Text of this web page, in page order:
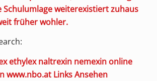
Schulumlage weiterexistiert zuhaus
früher wohler.
ethylex naltrexin nemexin online
www.nbo.at Links Ansehen